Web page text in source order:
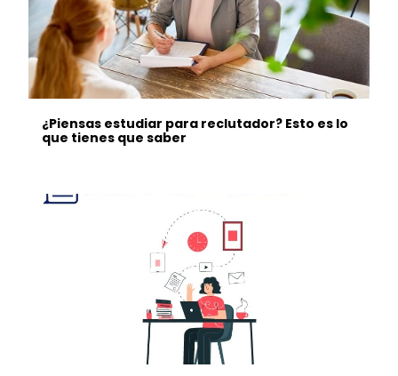
¿Piensas estudiar para reclutador? Esto es lo
que tienes que saber